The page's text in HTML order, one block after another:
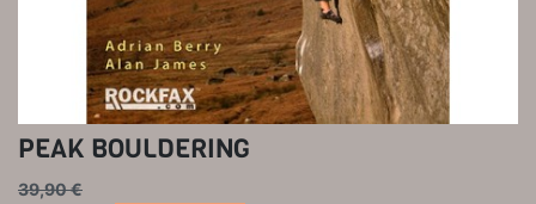
PEAK BOULDERING
39,90 €